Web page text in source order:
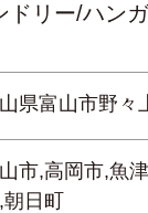
ドリー/ハン
県富山市野々
市,高岡市,魚
日町